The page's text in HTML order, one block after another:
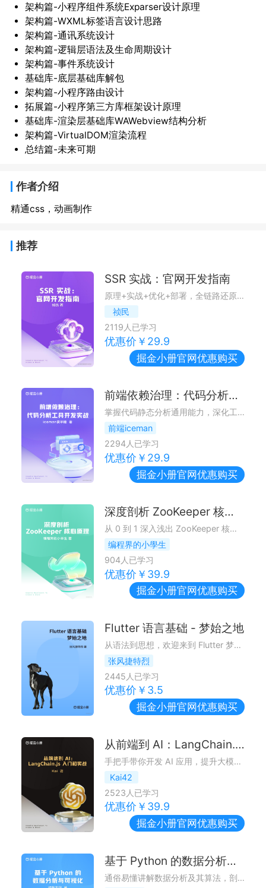
架构篇-小程序组件系统Exparser设计原理
架构篇-WXML标签语言设计思路
架构篇-通讯系统设计
架构篇-逻辑层语法及生命周期设计
架构篇-事件系统设计
基础库-底层基础库解包
架构篇-小程序路由设计
拓展篇-小程序第三方库框架设计原理
基础库-渲染层基础库WAWebview结构分析
架构篇-VirtualDOM渲染流程
总结篇-未来可期
作者介绍
精通css，动画制作
推荐
SSR 实战：官网开发指南
原理+实战+优化+部署，全链路还原官网实际开发场景
祯民
2119 人已学习
优惠价￥ 29.9
掘金小册官网优惠购买
前端依赖治理：代码分析工具开发实战
掌握代码静态分析通用能力，深化工程化思维
前端iceman
2294人已学习
优惠价￥ 29.9
掘金小册官网优惠购买
深度剖析 ZooKeeper 核心原理
从 0 到 1 深入浅出 ZooKeeper 核心技术：你不仅会掌握 ZooKeeper 核心设计思想，而且还会对其底层源码有深刻认识，更会学习到一些优秀的代码设计。
编程界的小學生
904人已学习
优惠价￥ 39.9
掘金小册官网优惠购买
Flutter 语言基础 - 梦始之地
从语法到思想，欢迎来到 Flutter 梦开始的地方 ~
张风捷特烈
2445 人已学习
优惠价￥ 3.5
掘金小册官网优惠购买
从前端到 AI：LangChain.js 入门和实战
手把手带你开发 AI 应用，提升大模型实战能力
Kai42
2523 人已学习
优惠价￥ 39.9
掘金小册官网优惠购买
基于 Python 的数据分析与可视化
通俗易懂讲解数据分析及其算法，剖析项目案例，构建数据分析系统化知识体系